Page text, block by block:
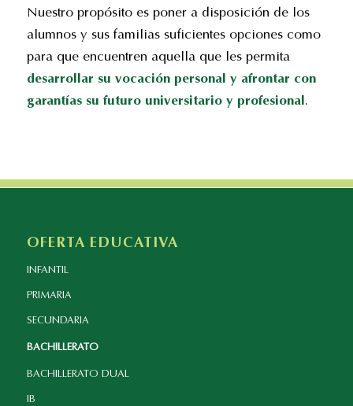
Nuestro propósito es poner a disposición de los
alumnos y sus familias suficientes opciones como
para que encuentren aquella que les permita
desarrollar su vocación personal y afrontar con
garantías su futuro universitario y profesional.
OFERTA EDUCATIVA
INFANTIL
PRIMARIA
SECUNDARIA
BACHILLERATO
BACHILLERATO DUAL
IB